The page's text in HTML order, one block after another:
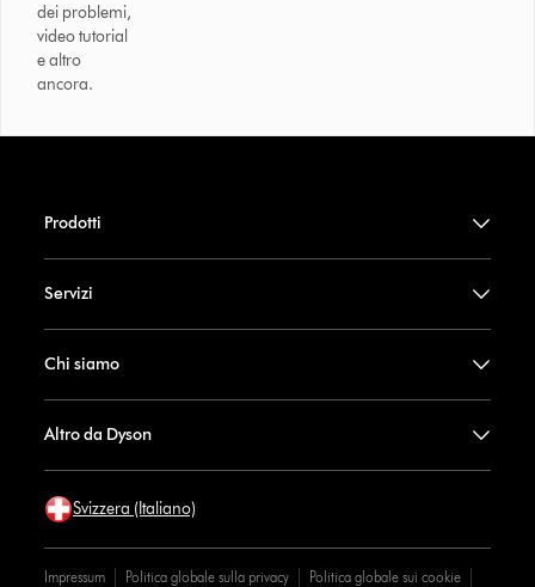
dei problemi,
video tutorial
e altro
ancora.
Prodotti
Servizi
Chi siamo
Altro da Dyson
Svizzera (Italiano)
Impressum Politica globale sulla privacy
Politica globale sui cookie